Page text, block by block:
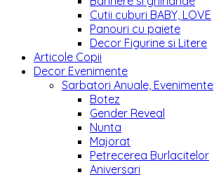
Cutii cuburi BABY, LOVE
Panouri cu paiete
Decor Figurine si Litere
Articole Copii
Decor Evenimente
Sarbatori Anuale, Evenimente
Botez
Gender Reveal
Nunta
Majorat
Petrecerea Burlacitelor
Aniversari